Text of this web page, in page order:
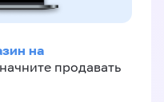
на
продавать